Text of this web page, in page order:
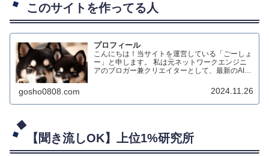
このサイトを作ってる人
プロフィール
こんにちは！当サイトを運営している「ごーしょ
ー」と申します。 私は元ネットワークエンジニ
アのブロガー兼クリエイターとして、最新のAIテ
信や、生成AIによる動画制作、オリジナルハンド
メイド作品の制作などを行っています。
gosho0808.com 2024.11.26
【聞き流しOK】上位1%研究所